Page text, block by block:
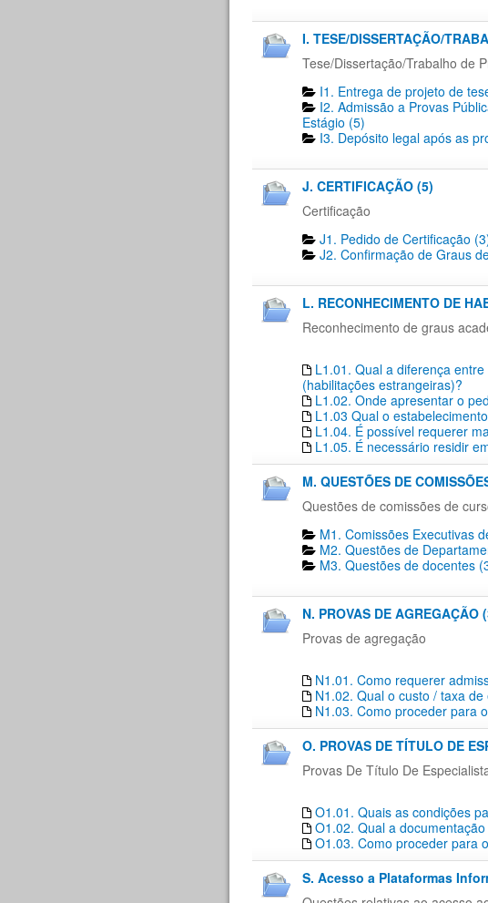
I. TESE/DISSERTAÇÃO/
Tese/Dissertação/Trabalho de
I1. Entrega de projeto de
I2. Admissão a Provas
Estágio (5)
I3. Depósito legal após as
J. CERTIFICAÇÃO (5)
Certificação
J1. Pedido de Certificação​
J2. Confirmação de Graus
L. RECONHECIMENTO DE
Reconhecimento de graus
L1.01. Qual a diferença
(habilitações estrangeiras)?
L1.02. Onde apresentar o
L1.03 Qual o
L1.04. É possível requerer
L1.05. É necessário residir
M. QUESTÕES DE
Questões de comissões de
M1. Comissões Executivas
M2. Questões de
M3. Questões de docentes​
N. PROVAS DE AGREGAÇÃO
Provas de agregação
N1.01. Como requerer
N1.02. Qual o custo / taxa
N1.03. Como proceder para
O. PROVAS DE TÍTULO DE
Provas De Título De
O1.01. Quais as condições
O1.02. Qual a
O1.03. Como proceder para
S. Acesso a Plataformas